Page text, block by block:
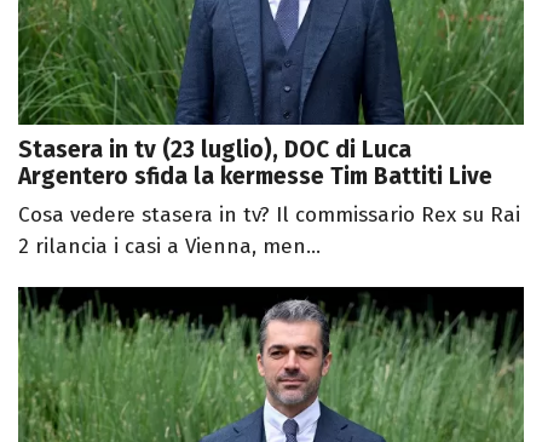
Stasera in tv (23 luglio), DOC di Luca
Argentero sfida la kermesse Tim Battiti Live
Cosa vedere stasera in tv? Il commissario Rex su Rai
2 rilancia i casi a Vienna, men...